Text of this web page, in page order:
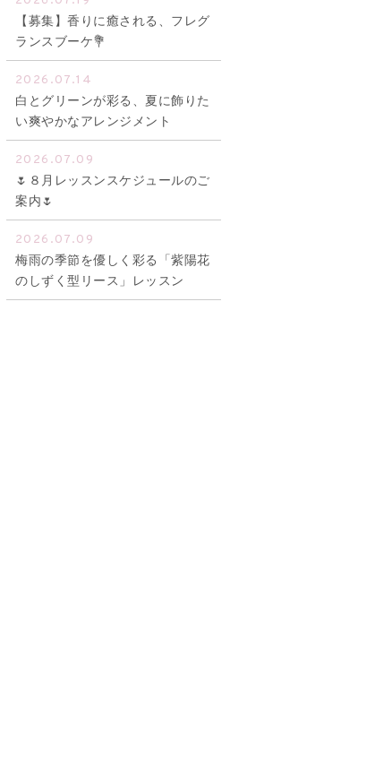
【募集】香りに癒される、フレグ
ランスブーケ💐
2026.07.14
白とグリーンが彩る、夏に飾りた
い爽やかなアレンジメント
2026.07.09
🌷８月レッスンスケジュールのご
案内🌷
2026.07.09
梅雨の季節を優しく彩る「紫陽花
のしずく型リース」レッスン